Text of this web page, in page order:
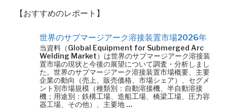
【おすすめのレポート】
世界のサブマージアーク溶接装置市場2026年
当資料（Global Equipment for Submerged Arc
Welding Market）は世界のサブマージアーク溶接装
置市場の現状と今後の展望について調査・分析しまし
た。世界のサブマージアーク溶接装置市場概要、主要
企業の動向（売上、販売価格、市場シェア）、セグメ
ント別市場規模（種類別：自動溶接機、半自動溶接
機；用途別：鉄構工場、造船工場、橋梁工場、圧力容
器工場、その他）、主要地 …